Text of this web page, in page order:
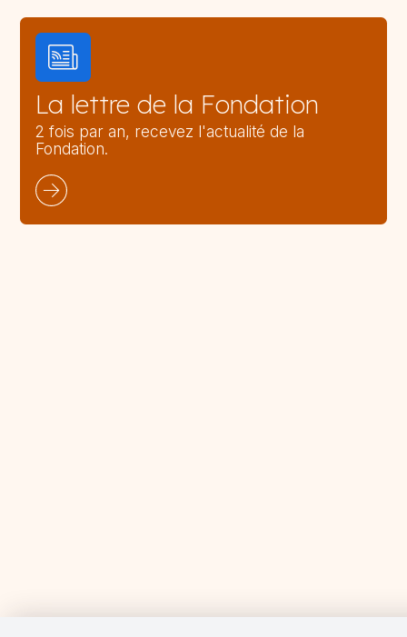
La lettre de la Fondation
2 fois par an, recevez l'actualité de la
Fondation.